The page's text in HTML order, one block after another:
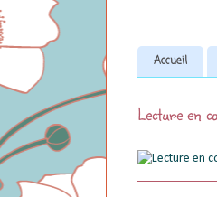
Accueil
Lecture en